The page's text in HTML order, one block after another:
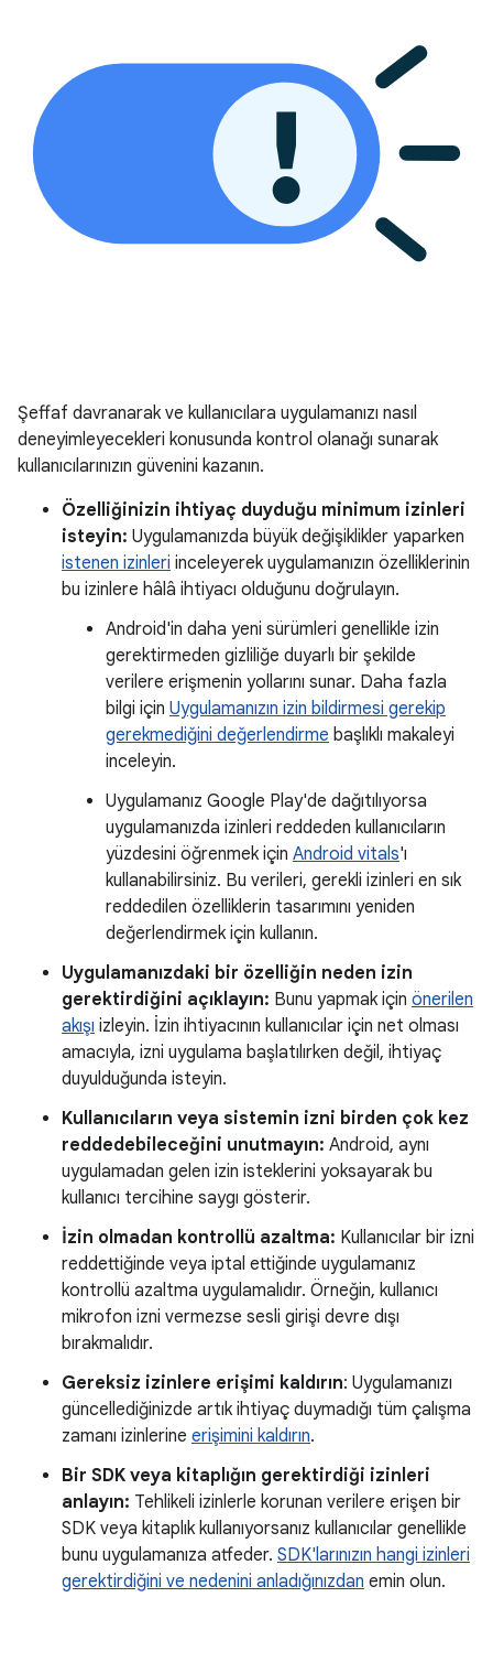
Şeffaf davranarak ve kullanıcılara uygulamanızı nasıl
deneyimleyecekleri konusunda kontrol olanağı sunarak
kullanıcılarınızın güvenini kazanın.
Özelliğinizin ihtiyaç duyduğu minimum izinleri
isteyin: Uygulamanızda büyük değişiklikler yaparken
istenen izinleri inceleyerek uygulamanızın özelliklerinin
bu izinlere hâlâ ihtiyacı olduğunu doğrulayın.
Android'in daha yeni sürümleri genellikle izin
gerektirmeden gizliliğe duyarlı bir şekilde
verilere erişmenin yollarını sunar. Daha fazla
bilgi için Uygulamanızın izin bildirmesi gerekip
gerekmediğini değerlendirme başlıklı makaleyi
inceleyin.
Uygulamanız Google Play'de dağıtılıyorsa
uygulamanızda izinleri reddeden kullanıcıların
yüzdesini öğrenmek için Android vitals'ı
kullanabilirsiniz. Bu verileri, gerekli izinleri en sık
reddedilen özelliklerin tasarımını yeniden
değerlendirmek için kullanın.
Uygulamanızdaki bir özelliğin neden izin
gerektirdiğini açıklayın: Bunu yapmak için önerilen
akışı izleyin. İzin ihtiyacının kullanıcılar için net olması
amacıyla, izni uygulama başlatılırken değil, ihtiyaç
duyulduğunda isteyin.
Kullanıcıların veya sistemin izni birden çok kez
reddedebileceğini unutmayın: Android, aynı
uygulamadan gelen izin isteklerini yoksayarak bu
kullanıcı tercihine saygı gösterir.
İzin olmadan kontrollü azaltma: Kullanıcılar bir izni
reddettiğinde veya iptal ettiğinde uygulamanız
kontrollü azaltma uygulamalıdır. Örneğin, kullanıcı
mikrofon izni vermezse sesli girişi devre dışı
bırakmalıdır.
Gereksiz izinlere erişimi kaldırın: Uygulamanızı
güncellediğinizde artık ihtiyaç duymadığı tüm çalışma
zamanı izinlerine erişimini kaldırın.
Bir SDK veya kitaplığın gerektirdiği izinleri
anlayın: Tehlikeli izinlerle korunan verilere erişen bir
SDK veya kitaplık kullanıyorsanız kullanıcılar genellikle
bunu uygulamanıza atfeder. SDK'larınızın hangi izinleri
gerektirdiğini ve nedenini anladığınızdan emin olun.